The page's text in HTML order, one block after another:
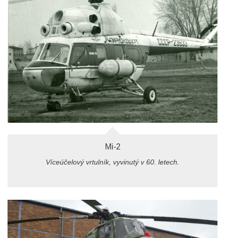
Mi-2
Víceúčelový vrtulník, vyvinutý v 60. letech.